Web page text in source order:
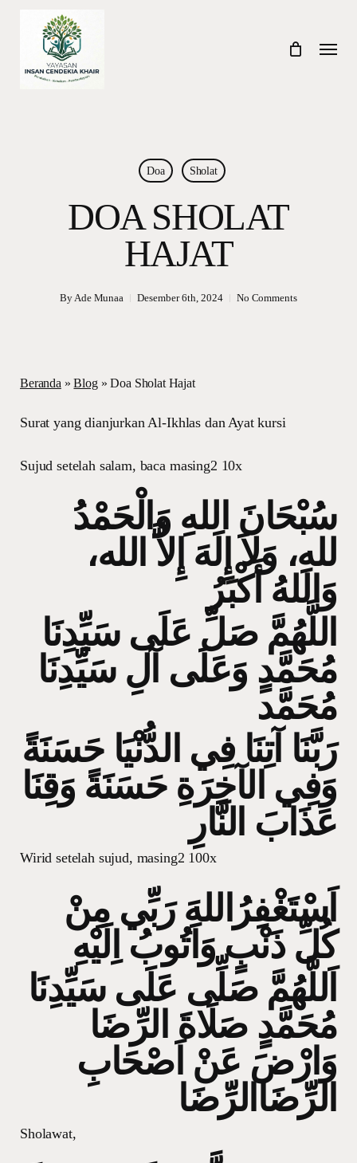
content
Menu
Doa Sholat
DOA SHOLAT
HAJAT
ByAde Munaa Desember 6th, 2024 No Comments
Beranda »Blog»Doa Sholat Hajat
Surat yang dianjurkan Al-Ikhlas dan Ayat kursi
Sujud setelah salam, baca masing2 10x
سُبْحَانَ اللهِ وَالْحَمْدُ
للهِ، وَلاَ إِلَهَ إِلاَّ الله،
وَاللهُ أَكْبَرُ
اللَّهُمَّ صَلِّ عَلَى سَيِّدِنَا
مُحَمَّدٍ وَعَلَى آلِ سَيِّدِنَا
مُحَمَّد
رَبَّنَا آتِنَا فِي الدُّنْيَا حَسَنَةً
وَفِي الآخِرَةِ حَسَنَةً وَقِنَا
عَذَابَ النَّارِ
Wirid setelah sujud, masing2 100x
اَسْتَغْفِرُاللهَ رَبِّي مِنْ
كُلِّ ذَنْبٍ وَاَتُوبُ اِلَيْهِ
اَللَّهُمَّ صَلِّى عَلَى سَيِّدِنَا
مُحَمَّدٍ صَلَاةَ الرِّضَا
وَارْضَ عَنْ اَصْحَابِ
الرِّضَاالرِّضَا
Sholawat,